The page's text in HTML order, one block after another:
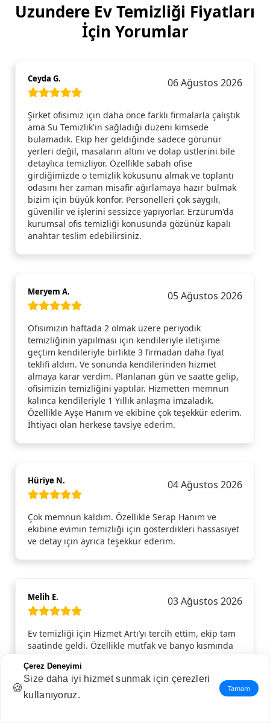
Uzundere Ev Temizliği Fiyatları
İçin Yorumlar
Ceyda G. 06 Ağustos 2026
Şirket ofisimiz için daha önce farklı firmalarla çalıştık
ama Su Temizlik'in sağladığı düzeni kimsede
bulamadık. Ekip her geldiğinde sadece görünür
yerleri değil, masaların altını ve dolap üstlerini bile
detaylıca temizliyor. Özellikle sabah ofise
girdiğimizde o temizlik kokusunu almak ve toplantı
odasını her zaman misafir ağırlamaya hazır bulmak
bizim için büyük konfor. Personelleri çok saygılı,
güvenilir ve işlerini sessizce yapıyorlar. Erzurum'da
kurumsal ofis temizliği konusunda gözünüz kapalı
anahtar teslim edebilirsiniz.
Meryem A. 05 Ağustos 2026
Ofisimizin haftada 2 olmak üzere periyodik
temizliğinin yapılması için kendileriyle iletişime
geçtim kendileriyle birlikte 3 firmadan daha fiyat
teklifi aldım. Ve sonunda kendilerinden hizmet
almaya karar verdim. Planlanan gün ve saatte gelip,
ofisimizin temizliğini yaptılar. Hizmetten memnun
kalınca kendileriyle 1 Yıllık anlaşma imzaladık.
Özellikle Ayşe Hanım ve ekibine çok teşekkür ederim.
İhtiyacı olan herkese tavsiye ederim.
Hüriye N. 04 Ağustos 2026
Çok memnun kaldım. Özellikle Serap Hanım ve
ekibine evimin temizliği için gösterdikleri hassasiyet
ve detay için ayrıca teşekkür ederim.
Melih E. 03 Ağustos 2026
Ev temizliği için Hizmet Artı’yı tercih ettim, ekip tam
saatinde geldi. Özellikle mutfak ve banyo kısmında
sindi.
🍪
Çerez Deneyimi
Size daha iyi hizmet sunmak için çerezleri
kullanıyoruz.
Tamam